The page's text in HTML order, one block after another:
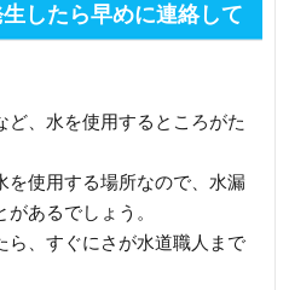
したら早めに連絡して
、水を使用するところがた
を使用する場所なので、水漏
あるでしょう。
ら、すぐにさが水道職人まで